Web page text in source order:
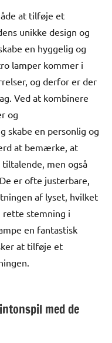
at tilføje et
unikke design og
en hyggelig og
lamper kommer i
og derfor er der
Ved at kombinere
og
skabe en personlig og
at bemærke, at
men også
er ofte justerbare,
af lyset, hvilket
rette stemning i
en fantastisk
at tilføje et
med de